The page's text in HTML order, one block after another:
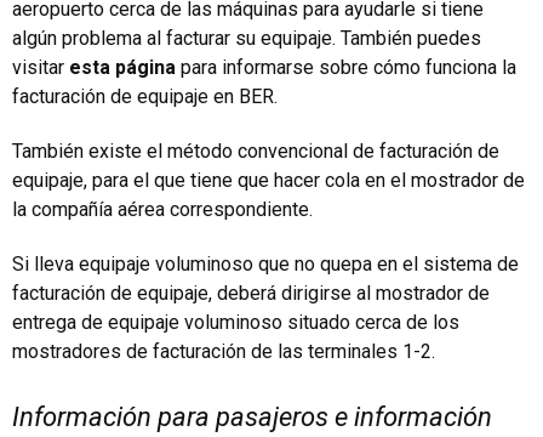
aeropuerto cerca de las máquinas para ayudarle si tiene
algún problema al facturar su equipaje. También puedes
visitar esta página para informarse sobre cómo funciona la
facturación de equipaje en BER.
También existe el método convencional de facturación de
equipaje, para el que tiene que hacer cola en el mostrador de
la compañía aérea correspondiente.
Si lleva equipaje voluminoso que no quepa en el sistema de
facturación de equipaje, deberá dirigirse al mostrador de
entrega de equipaje voluminoso situado cerca de los
mostradores de facturación de las terminales 1-2.
Información para pasajeros e información